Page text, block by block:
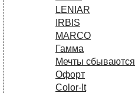
LENIAR
IRBIS
MARCO
Гамма
Мечты сбываются
Офорт
Сolor-It